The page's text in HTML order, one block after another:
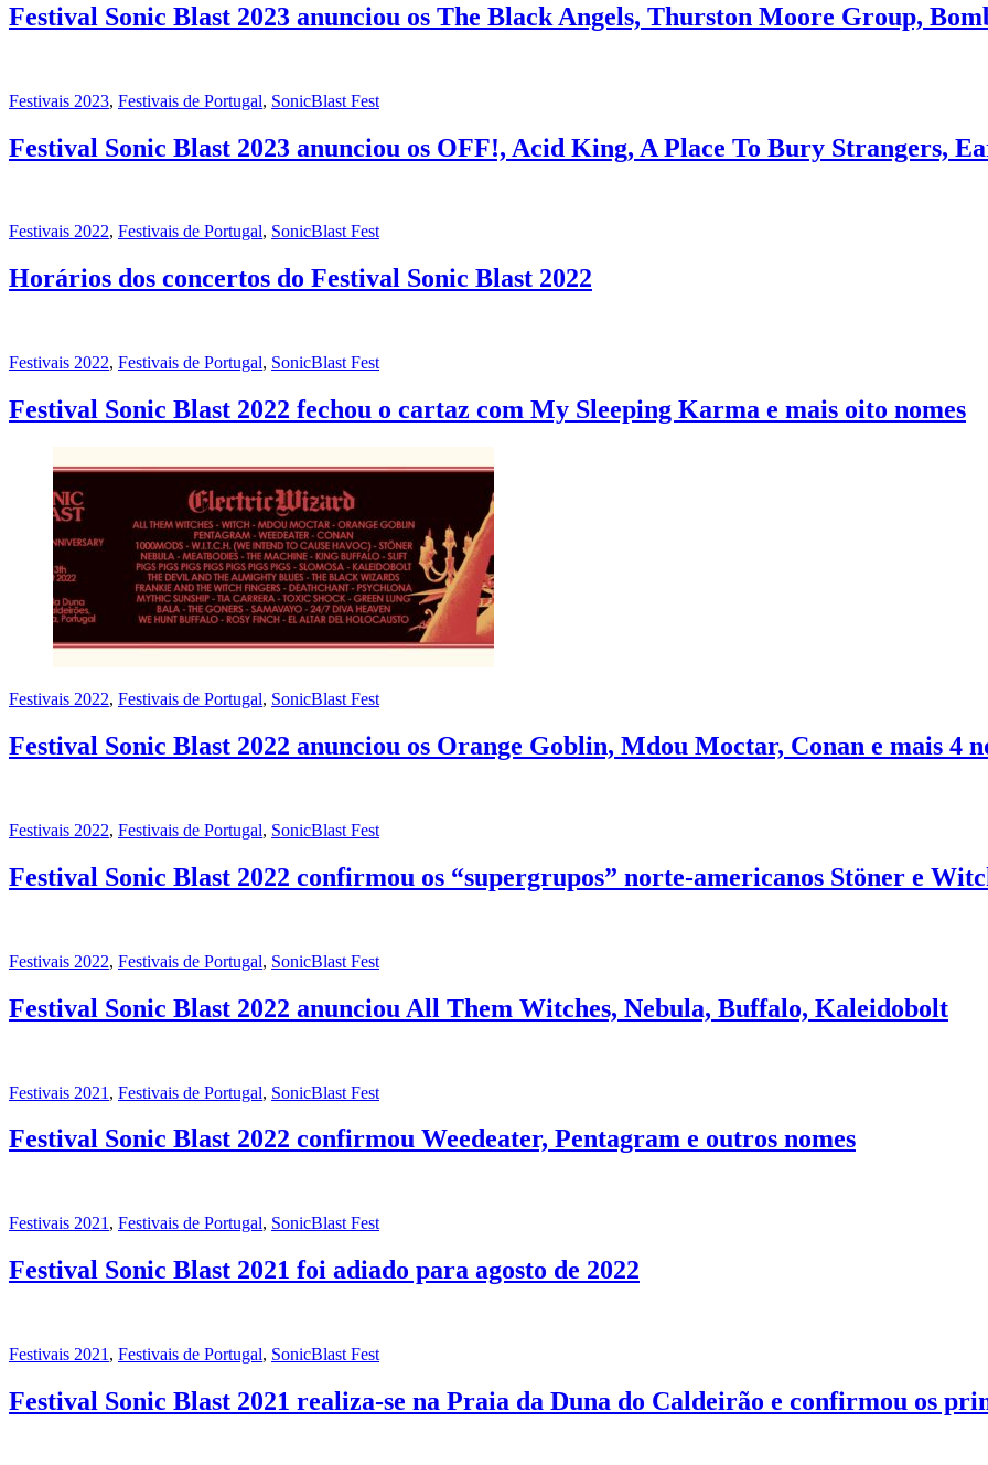
Festival Sonic Blast 2023 anunciou os The Black Angels, Thurston Moore Group,
Festivais 2023, Festivais de Portugal, SonicBlast Fest
Festival Sonic Blast 2023 anunciou os OFF!, Acid King, A Place To Bury Strangers,
Festivais 2022, Festivais de Portugal, SonicBlast Fest
Horários dos concertos do Festival Sonic Blast 2022
Festivais 2022, Festivais de Portugal, SonicBlast Fest
Festival Sonic Blast 2022 fechou o cartaz com My Sleeping Karma e mais oito nomes
Festivais 2022, Festivais de Portugal, SonicBlast Fest
Festival Sonic Blast 2022 anunciou os Orange Goblin, Mdou Moctar, Conan e mais 4
Festivais 2022, Festivais de Portugal, SonicBlast Fest
Festival Sonic Blast 2022 confirmou os “supergrupos” norte-americanos Stöner e
Festivais 2022, Festivais de Portugal, SonicBlast Fest
Festival Sonic Blast 2022 anunciou All Them Witches, Nebula, Buffalo, Kaleidobolt
Festivais 2021 , Festivais de Portugal, SonicBlast Fest
Festival Sonic Blast 2022 confirmou Weedeater, Pentagram e outros nomes
Festivais 2021 , Festivais de Portugal, SonicBlast Fest
Festival Sonic Blast 2021 foi adiado para agosto de 2022
Festivais 2021 , Festivais de Portugal, SonicBlast Fest
Festival Sonic Blast 2021 realiza-se na Praia da Duna do Caldeirão e confirmou os